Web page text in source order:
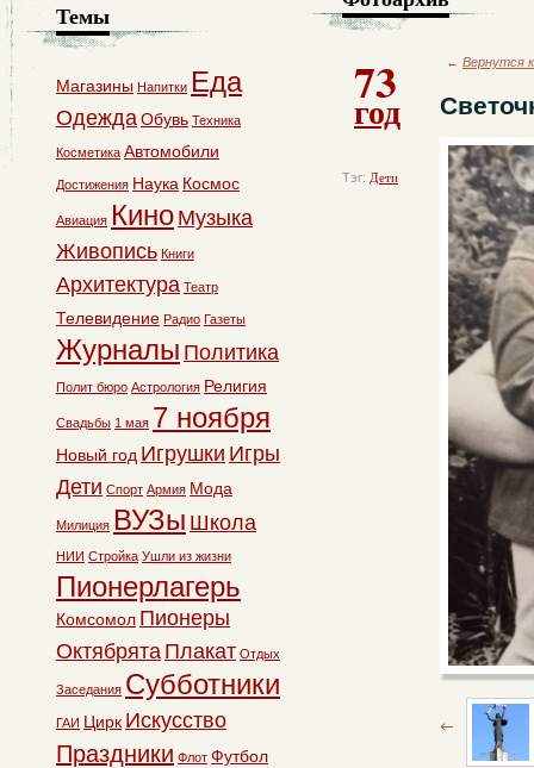
73
год
Тэг: Дети
← Вернутся
Темы
Магазины Напитки Еда
ОдеждаОбувь Техника
Косметика Автомобили
Достижения Наука Космос
Авиация Кино Музыка
Живопись Книги
Архитектура Театр
Телевидение Радио Газеты
Журналы Политика
Полит бюро Астрология Религия
Свадьбы 1 мая 7 ноября
Новый год Игрушки Игры
Дети Спорт Армия Мода
Милиция ВУЗы Школа
НИИ Стройка Ушли из жизни
Пионерлагерь
Комсомол Пионеры
Октябрята Плакат Отдых
Заседания Субботники
ГАИ Цирк Искусство
Праздники Флот Футбол